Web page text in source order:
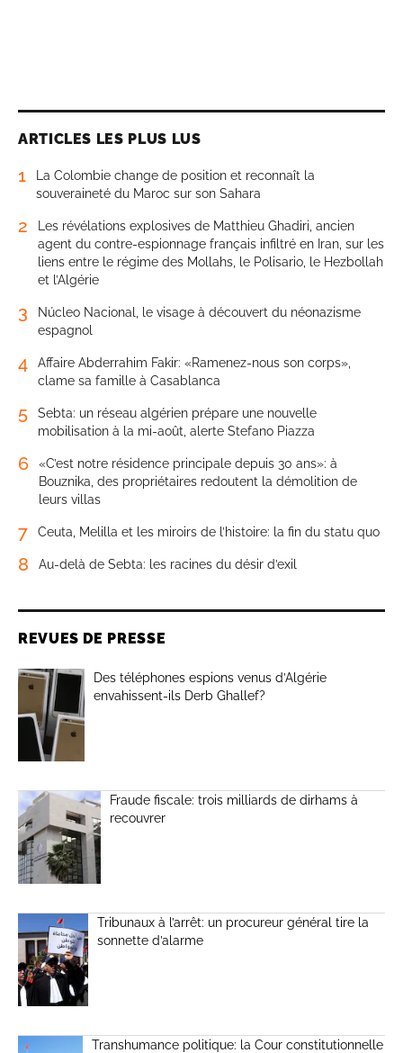
ARTICLES LES PLUS LUS
1
La Colombie change de position et reconnaît la
souveraineté du Maroc sur son Sahara
2
Les révélations explosives de Matthieu Ghadiri, ancien
agent du contre-espionnage français infiltré en Iran, sur les
liens entre le régime des Mollahs, le Polisario, le Hezbollah
et l’Algérie
3
Núcleo Nacional, le visage à découvert du néonazisme
espagnol
4
Affaire Abderrahim Fakir: «Ramenez-nous son corps»,
clame sa famille à Casablanca
5
Sebta: un réseau algérien prépare une nouvelle
mobilisation à la mi-août, alerte Stefano Piazza
6
«C’est notre résidence principale depuis 30 ans»: à
Bouznika, des propriétaires redoutent la démolition de
leurs villas
7 Ceuta, Melilla et les miroirs de l’histoire: la fin du statu quo
8 Au-delà de Sebta: les racines du désir d’exil
REVUES DE PRESSE
Des téléphones espions venus d’Algérie
envahissent-ils Derb Ghallef?
Fraude fiscale: trois milliards de dirhams à
recouvrer
Tribunaux à l’arrêt: un procureur général tire la
sonnette d’alarme
Transhumance politique: la Cour constitutionnelle